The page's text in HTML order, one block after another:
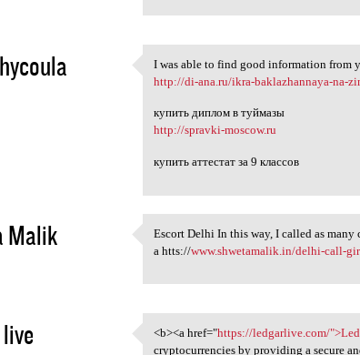
I was able to find good
I was able to find good information from
http://di-ana.ru/ikra-baklazhannaya-na-
купить диплом в туймазы
http://spravki-moscow.ru
купить аттестат за 9 классов
Malik Escort Delhi In this way, I
Escort Delhi In this way, I called as many
a htts://www.shwetamalik.in/delhi-call-
<b><a href="https:/
<b><a href="https://ledgarlive.com/
cryptocurrencies by providing a secure